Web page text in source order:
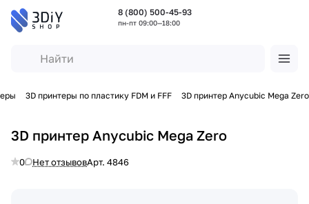
8 (800) 500-45-93
пн-пт 09:00—18:00
3D принтеры по пластику FDM и FFF 3D принтер Anycubic Mega Zero
3D принтер Anycubic Mega Zero
0 Нет отзывовАрт. 4846